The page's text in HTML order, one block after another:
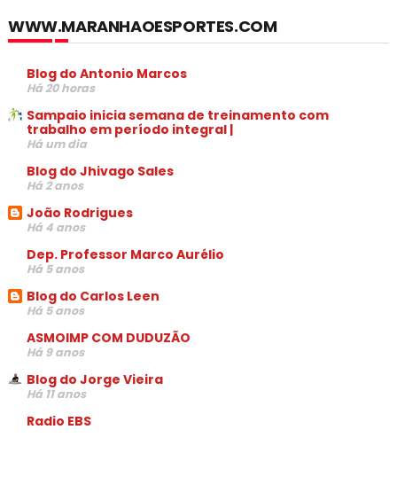
WWW.MARANHAOESPORTES.COM
Blog do Antonio Marcos
Há 20 horas
Sampaio inicia semana de treinamento com
trabalho em período integral |
Há um dia
Blog do Jhivago Sales
Há 2 anos
João Rodrigues
Há 4 anos
Dep. Professor Marco Aurélio
Há 5 anos
Blog do Carlos Leen
Há 5 anos
ASMOIMP COM DUDUZÃO
Há 9 anos
Blog do Jorge Vieira
Há 11 anos
Radio EBS